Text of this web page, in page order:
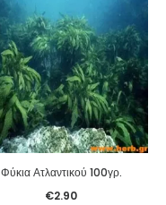
Φύκια Ατλαντικού 100γρ.
€2.90